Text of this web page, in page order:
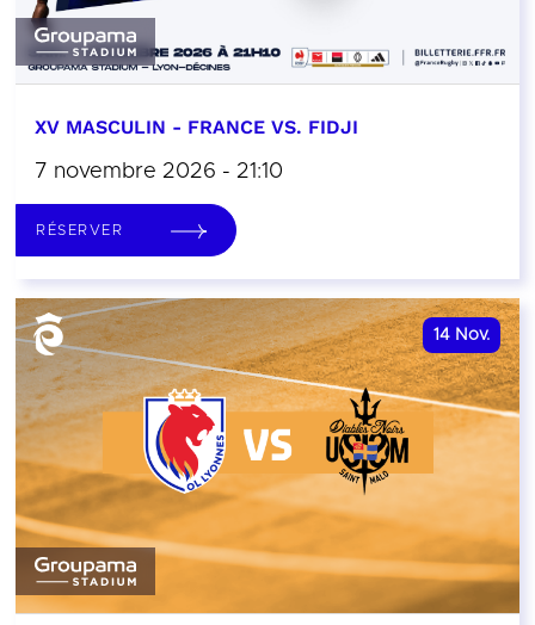
XV MASCULIN - FRANCE VS. FIDJI
7 novembre 2026 - 21:10
RÉSERVER
14 Nov.